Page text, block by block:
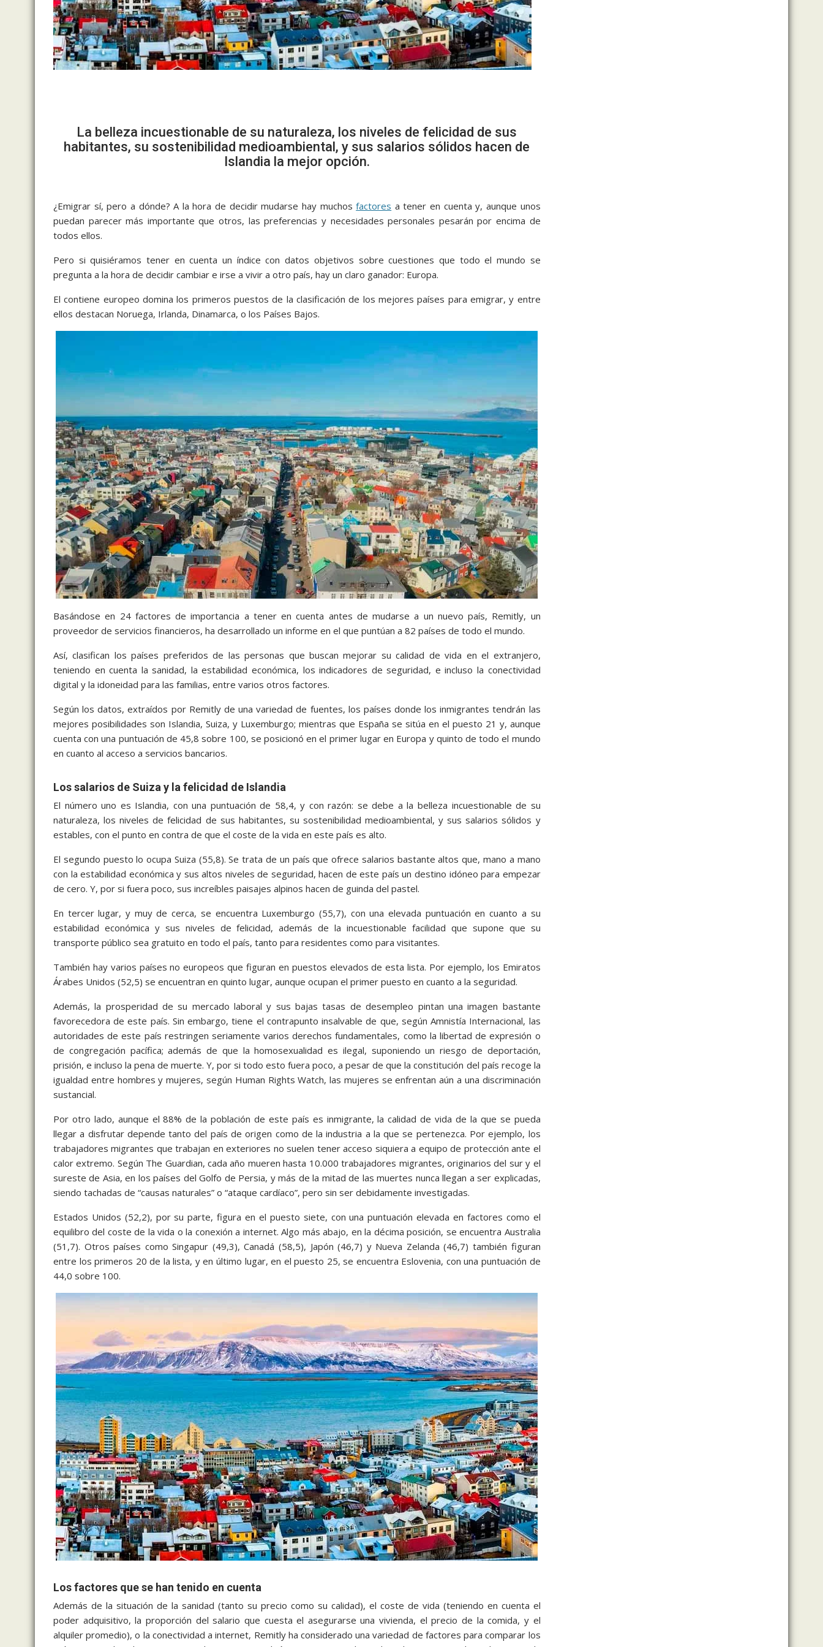
La belleza incuestionable de su naturaleza, los niveles de felicidad de sus
habitantes, su sostenibilidad medioambiental, y sus salarios sólidos hacen de
Islandia la mejor opción.
¿Emigrar sí, pero a dónde? A la hora de decidir mudarse hay muchosfactores a tener en cuenta y, aunque unos
puedan parecer más importante que otros, las preferencias y necesidades personales pesarán por encima de
todos ellos.
Pero si quisiéramos tener en cuenta un índice con datos objetivos sobre cuestiones que todo el mundo se
pregunta a la hora de decidir cambiar e irse a vivir a otro país, hay un claro ganador: Europa.
El contiene europeo domina los primeros puestos de la clasificación de los mejores países para emigrar, y entre
ellos destacan Noruega, Irlanda, Dinamarca, o los Países Bajos.
Basándose en 24 factores de importancia a tener en cuenta antes de mudarse a un nuevo país, Remitly, un
proveedor de servicios financieros, ha desarrollado un informe en el que puntúan a 82 países de todo el mundo.
Así, clasifican los países preferidos de las personas que buscan mejorar su calidad de vida en el extranjero,
teniendo en cuenta la sanidad, la estabilidad económica, los indicadores de seguridad, e incluso la conectividad
digital y la idoneidad para las familias, entre varios otros factores.
Según los datos, extraídos por Remitly de una variedad de fuentes, los países donde los inmigrantes tendrán las
mejores posibilidades son Islandia, Suiza, y Luxemburgo; mientras que España se sitúa en el puesto 21 y, aunque
cuenta con una puntuación de 45,8 sobre 100, se posicionó en el primer lugar en Europa y quinto de todo el mundo
en cuanto al acceso a servicios bancarios.
Los salarios de Suiza y la felicidad de Islandia
El número uno es Islandia, con una puntuación de 58,4, y con razón: se debe a la belleza incuestionable de su
naturaleza, los niveles de felicidad de sus habitantes, su sostenibilidad medioambiental, y sus salarios sólidos y
estables, con el punto en contra de que el coste de la vida en este país es alto.
El segundo puesto lo ocupa Suiza (55,8). Se trata de un país que ofrece salarios bastante altos que, mano a mano
con la estabilidad económica y sus altos niveles de seguridad, hacen de este país un destino idóneo para empezar
de cero. Y, por si fuera poco, sus increíbles paisajes alpinos hacen de guinda del pastel.
En tercer lugar, y muy de cerca, se encuentra Luxemburgo (55,7), con una elevada puntuación en cuanto a su
estabilidad económica y sus niveles de felicidad, además de la incuestionable facilidad que supone que su
transporte público sea gratuito en todo el país, tanto para residentes como para visitantes.
También hay varios países no europeos que figuran en puestos elevados de esta lista. Por ejemplo, los Emiratos
Árabes Unidos (52,5) se encuentran en quinto lugar, aunque ocupan el primer puesto en cuanto a la seguridad.
Además, la prosperidad de su mercado laboral y sus bajas tasas de desempleo pintan una imagen bastante
favorecedora de este país. Sin embargo, tiene el contrapunto insalvable de que, según Amnistía Internacional, las
autoridades de este país restringen seriamente varios derechos fundamentales, como la libertad de expresión o
de congregación pacífica; además de que la homosexualidad es ilegal, suponiendo un riesgo de deportación,
prisión, e incluso la pena de muerte. Y, por si todo esto fuera poco, a pesar de que la constitución del país recoge la
igualdad entre hombres y mujeres, según Human Rights Watch, las mujeres se enfrentan aún a una discriminación
sustancial.
Por otro lado, aunque el 88% de la población de este país es inmigrante, la calidad de vida de la que se pueda
llegar a disfrutar depende tanto del país de origen como de la industria a la que se pertenezca. Por ejemplo, los
trabajadores migrantes que trabajan en exteriores no suelen tener acceso siquiera a equipo de protección ante el
calor extremo. Según The Guardian, cada año mueren hasta 10.000 trabajadores migrantes, originarios del sur y el
sureste de Asia, en los países del Golfo de Persia, y más de la mitad de las muertes nunca llegan a ser explicadas,
siendo tachadas de “causas naturales” o “ataque cardíaco”, pero sin ser debidamente investigadas.
Estados Unidos (52,2), por su parte, figura en el puesto siete, con una puntuación elevada en factores como el
equilibro del coste de la vida o la conexión a internet. Algo más abajo, en la décima posición, se encuentra Australia
(51,7). Otros países como Singapur (49,3), Canadá (58,5), Japón (46,7) y Nueva Zelanda (46,7) también figuran
entre los primeros 20 de la lista, y en último lugar, en el puesto 25, se encuentra Eslovenia, con una puntuación de
44,0 sobre 100.
Los factores que se han tenido en cuenta
Además de la situación de la sanidad (tanto su precio como su calidad), el coste de vida (teniendo en cuenta el
poder adquisitivo, la proporción del salario que cuesta el asegurarse una vivienda, el precio de la comida, y el
alquiler promedio), o la conectividad a internet, Remitly ha considerado una variedad de factores para comparar los